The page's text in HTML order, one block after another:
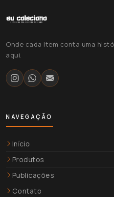
Onde cada item conta uma
aqui.
NAVEGAÇÃO
Início
Produtos
Publicações
Contato